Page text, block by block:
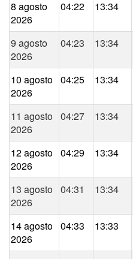
8 agosto
2026
04:22 13:34
9 agosto
2026
04:23 13:34
10 agosto
2026
04:25 13:34
11 agosto
2026
04:27 13:34
12 agosto
2026
04:29 13:34
13 agosto
2026
04:31 13:34
14 agosto
2026
04:33 13:33